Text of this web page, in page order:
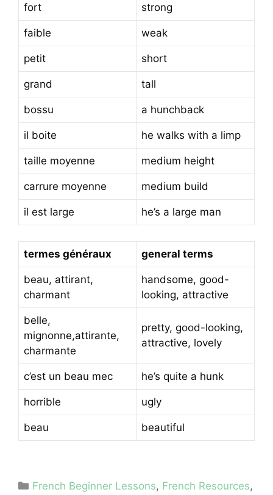
fort strong
faible weak
petit short
grand tall
bossu a hunchback
il boite he walks with a limp
taille moyenne medium height
carrure moyenne medium build
il est large he’s a large man
termes généraux general terms
beau, attirant,
charmant
handsome, good-
looking, attractive
belle,
mignonne,attirante,
charmante
pretty, good-looking,
attractive, lovely
c’est un beau mec he’s quite a hunk
horrible ugly
beau beautiful
Categories
French Beginner Lessons, French Resources,